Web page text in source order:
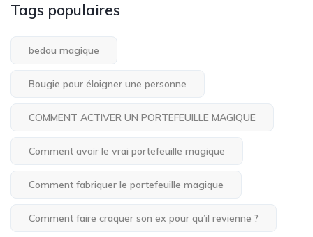
Tags populaires
bedou magique
Bougie pour éloigner une personne
COMMENT ACTIVER UN PORTEFEUILLE MAGIQUE
Comment avoir le vrai portefeuille magique
Comment fabriquer le portefeuille magique
Comment faire craquer son ex pour qu’il revienne ?